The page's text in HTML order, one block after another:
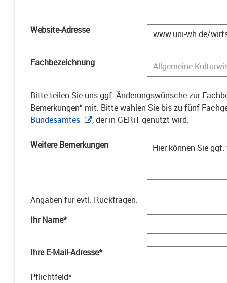
Website-Adresse
Fachbezeichnung
Bitte teilen Sie uns ggf. Änderungswünsche zur
Bemerkungen“ mit. Bitte wählen Sie bis zu fünf
Bundesamtes
, der in GERiT genutzt wird.
Weitere Bemerkungen
Angaben für evtl. Rückfragen:
Ihr Name*
Ihre E-Mail-Adresse*
Pflichtfeld*